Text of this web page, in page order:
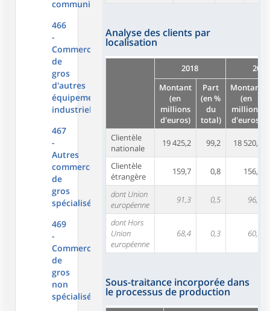
communication
466
-
Commerce
de
gros
d'autres
équipements
industriels
467
-
Autres
commerces
de
gros
spécialisés
469
-
Commerce
de
gros
non
spécialisé
Analyse des clients par
localisation
2018
2017
Montant
(en
millions
d'euros)
Part
(en %
du
total)
Montant
(en
millions
d'euros)
Clientèle
nationale
19 425,2 99,2 18 520,0
Clientèle
étrangère
159,7 0,8 156,8
dont Union
européenne
91,3 0,5 96,4
dont Hors
Union
européenne
68,4 0,3 60,4
Sous-traitance incorporée dans
le processus de production